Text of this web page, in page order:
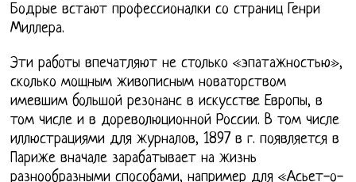
Бодрые встают профессионалки со страниц Генри
Миллера.
Эти работы впечатляют не столько «эпатажностью»,
сколько мощным живописным новаторством
имевшим большой резонанс в искусстве Европы, в
том числе и в дореволюционной России. В том числе
иллюстрациями для журналов, 1897 в г. появляется в
Париже вначале зарабатывает на жизнь
разнообразными способами, например для «Асьет-о-